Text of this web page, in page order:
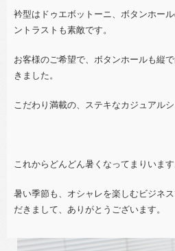
衿型はドゥエボットーニ、ボタンホー
ントラストも素敵です。
お客様のご希望で、ボタンホールも縦
きました。
こだわり満載の、ステキなカジュアル
これからどんどん暑くなってまりいます
暑い季節も、オシャレを楽しむビジネ
だきまして、ありがとうございます。